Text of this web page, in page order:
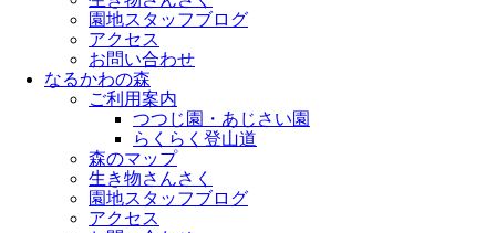
園地スタッフブログ
アクセス
お問い合わせ
なるかわの森
ご利用案内
つつじ園・あじさい園
らくらく登山道
森のマップ
生き物さんさく
園地スタッフブログ
アクセス